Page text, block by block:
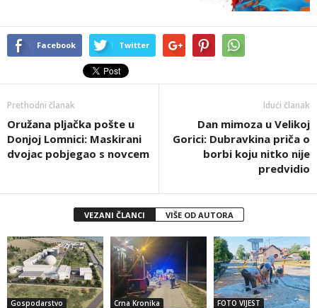
Facebook Twitter
Prethodni članak
Oružana pljačka pošte u
Donjoj Lomnici: Maskirani
dvojac pobjegao s novcem
Idući članak
Dan mimoza u Velikoj
Gorici: Dubravkina priča o
borbi koju nitko nije
predvidio
VEZANI ČLANCI VIŠE OD AUTORA
Gospodarstvo Crna Kronika FOTO VIJEST